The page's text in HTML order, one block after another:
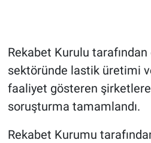
Rekabet Kurulu
sektöründe lastik üretimi
faaliyet gösteren
soruşturma tamamlandı.
Rekabet Kurumu